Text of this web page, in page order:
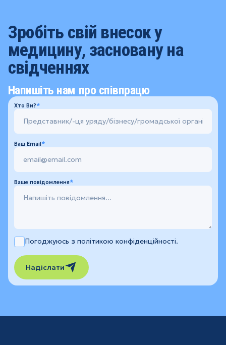
Зробіть свій внесок у
медицину, засновану на
свідченнях
Напишіть нам про співпрацю
Хто Ви?
Ваш Email
Ваше повідомлення
Погоджуюсь з політикою конфіденційності.
Надіслати